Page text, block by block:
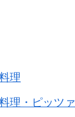
理
理・ピッツァ